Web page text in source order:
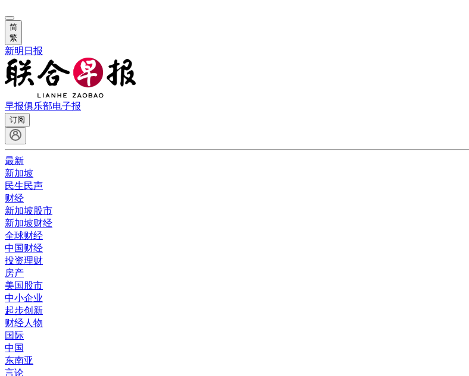
简
繁
新明日报
早报俱乐部电子报
订阅
最新
新加坡
民生民声
财经
新加坡股市
新加坡财经
全球财经
中国财经
投资理财
房产
美国股市
中小企业
起步创新
财经人物
国际
中国
东南亚
言论